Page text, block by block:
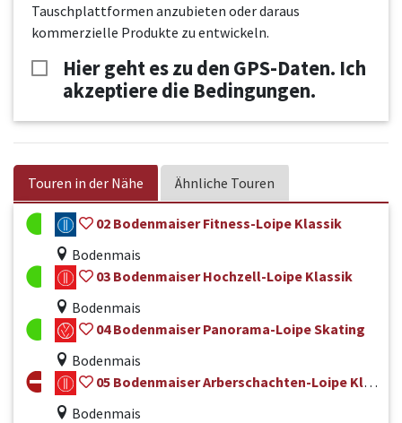
Tauschplattformen anzubieten oder daraus
kommerzielle Produkte zu entwickeln.
Hier geht es zu den GPS-Daten. Ich
akzeptiere die Bedingungen.
Touren in der Nähe Ähnliche Touren
02 Bodenmaiser Fitness-Loipe Klassik
Bodenmais
03 Bodenmaiser Hochzell-Loipe Klassik
Bodenmais
04 Bodenmaiser Panorama-Loipe Skating
Bodenmais
05 Bodenmaiser Arberschachten-Loipe Klassik
Bodenmais